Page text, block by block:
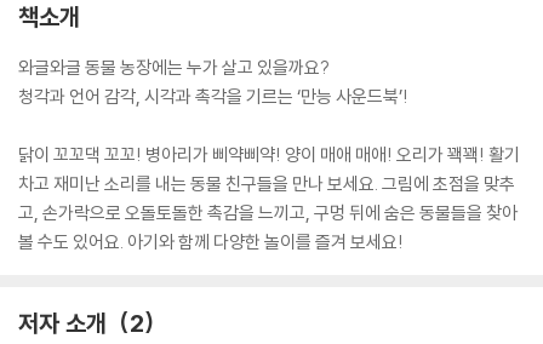
책소개
와글와글 동물 농장에는 누가 살고 있을까요?
청각과 언어 감각, 시각과 촉각을 기르는 ‘만능 사운드북’!
닭이 꼬꼬댁 꼬꼬! 병아리가 삐약삐약! 양이 매애 매애! 오리가 꽥꽥! 활기
차고 재미난 소리를 내는 동물 친구들을 만나 보세요. 그림에 초점을 맞추
고, 손가락으로 오돌토돌한 촉감을 느끼고, 구멍 뒤에 숨은 동물들을 찾아
볼 수도 있어요. 아기와 함께 다양한 놀이를 즐겨 보세요!
저자 소개 2